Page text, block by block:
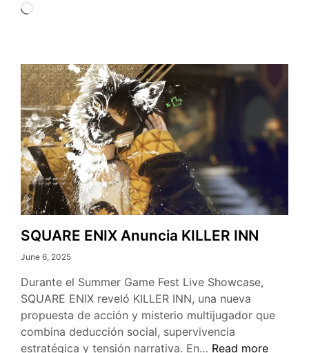
Loading…
SQUARE ENIX Anuncia KILLER INN
June 6, 2025
Durante el Summer Game Fest Live Showcase,
SQUARE ENIX reveló KILLER INN, una nueva
propuesta de acción y misterio multijugador que
combina deducción social, supervivencia
estratégica y tensión narrativa. En… SQUARE
Read more